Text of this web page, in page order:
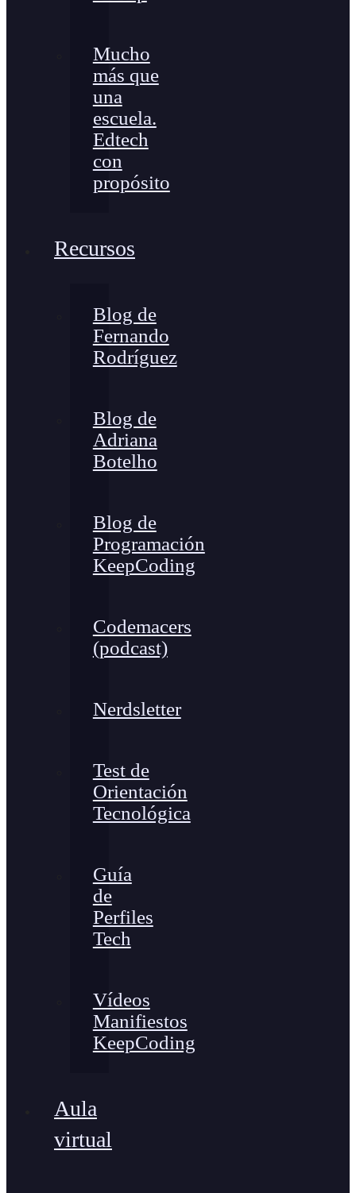
Mucho
más que
una
escuela.
Edtech
con
propósito
Recursos
Blog de
Fernando
Rodríguez
Blog de
Adriana
Botelho
Blog de
Programación
KeepCoding
Codemacers
(podcast)
Nerdsletter
Test de
Orientación
Tecnológica
Guía
de
Perfiles
Tech
Vídeos
Manifiestos
KeepCoding
Aula
virtual